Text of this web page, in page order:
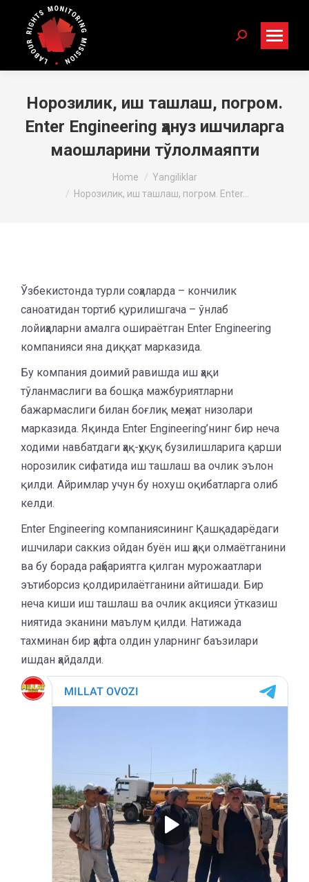
Search:
Норозилик, иш ташлаш, погром.
Enter Engineering ҳануз ишчиларга
маошларини тўлолмаяпти
Home
Yangiliklar
Норозилик, иш ташлаш, погром. Enter…
Ўзбекистонда турли соҳаларда – кончилик
саноатидан тортиб қурилишгача – ўнлаб
лойиҳаларни амалга ошираётган Enter Engineering
компанияси яна диққат марказида.
Бу компания доимий равишда иш ҳақи
тўланмаслиги ва бошқа мажбуриятларни
бажармаслиги билан боғлиқ меҳнат низолари
марказида. Яқинда Enter Engineering’нинг бир неча
ходими навбатдаги ҳақ-ҳуқуқ бузилишларига қарши
норозилик сифатида иш ташлаш ва очлик эълон
қилди. Айримлар учун бу нохуш оқибатларга олиб
келди.
Enter Engineering компаниясининг Қашқадарёдаги
ишчилари саккиз ойдан буён иш ҳақи олмаётганини
ва бу борада раҳбариятга қилган мурожаатлари
эътиборсиз қолдирилаётганини айтишади. Бир
неча киши иш ташлаш ва очлик акцияси ўтказиш
ниятида эканини маълум қилди. Натижада
тахминан бир ҳафта олдин уларнинг баъзилари
ишдан ҳайдалди.